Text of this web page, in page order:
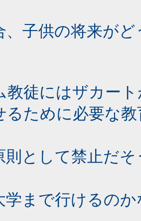
、子供の将来が
教徒にはザカー
るために必要な
則として禁止だ
学まで行けるの